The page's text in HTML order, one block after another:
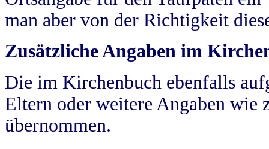
man aber von der Richtigkeit
Zusätzliche Angaben im
Die im Kirchenbuch ebenfalls
Eltern oder weitere Angaben wie
übernommen.